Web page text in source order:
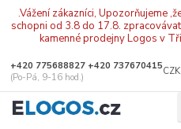
.Vážení zákazníci, Upozorňujeme
schopni od 3.8 do 17.8.
kamenné prodejny Logos v
+420 775688827 +420 737670415
(Po-Pá, 9-16 hod.)